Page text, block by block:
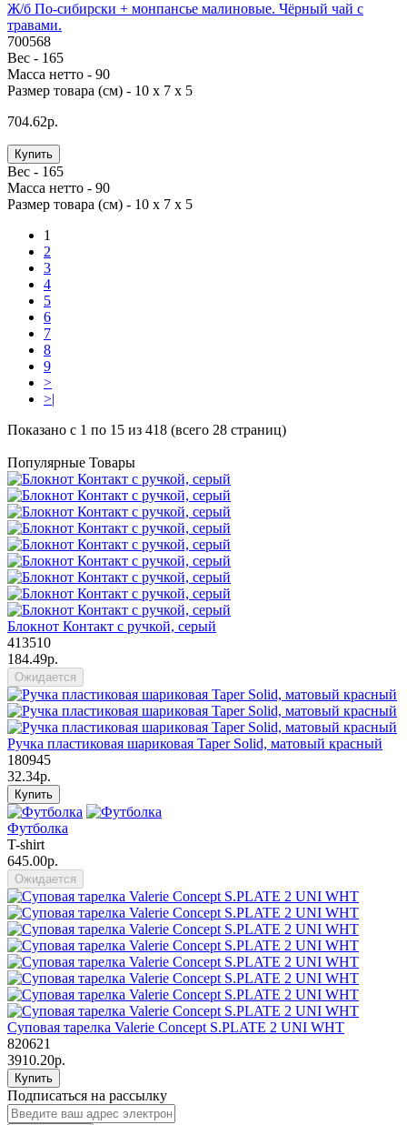
Ж/б По-сибирски + монпансье малиновые. Чёрный чай с
травами.
700568
Вес - 165
Масса нетто - 90
Размер товара (см) - 10 х 7 х 5
704.62р.
Купить
Вес - 165
Масса нетто - 90
Размер товара (см) - 10 х 7 х 5
1
2
3
4
5
6
7
8
9
>
>|
Показано с 1 по 15 из 418 (всего 28 страниц)
Популярные Товары
Блокнот Контакт с ручкой, серый
413510
184.49р.
Ожидается
Ручка пластиковая шариковая Taper Solid, матовый красный
180945
32.34р.
Купить
Футболка
T-shirt
645.00р.
Ожидается
Суповая тарелка Valerie Concept S.PLATE 2 UNI WHT
820621
3910.20р.
Купить
Подписаться на рассылку